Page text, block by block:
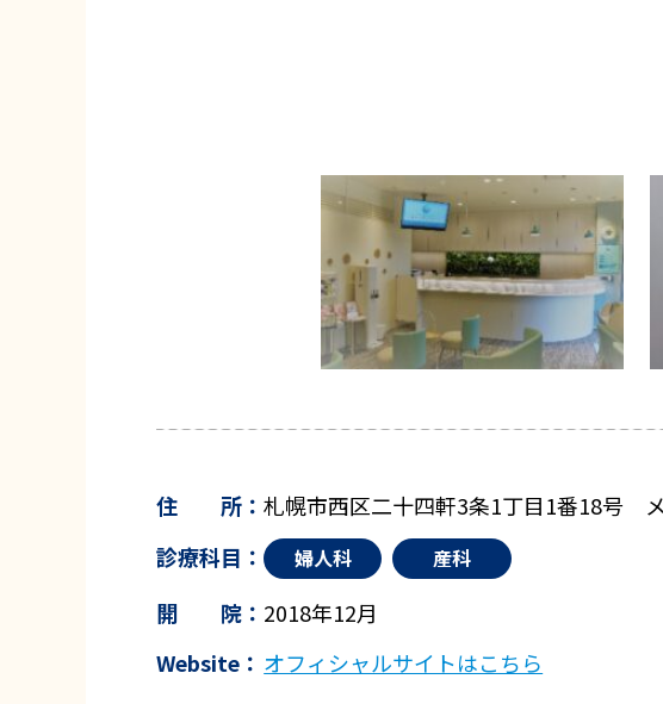
住 所：札幌市西区二十四軒3条1丁目1番18号
診療科目：
婦人科 産科
開 院： 2018年12月
Website： オフィシャルサイトはこちら